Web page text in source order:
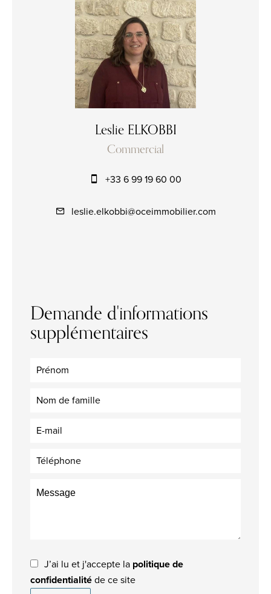
Leslie ELKOBBI
Commercial
+33 6 99 19 60 00
leslie.elkobbi@oceimmobilier.com
Demande d'informations
supplémentaires
J’ai lu et j'accepte la politique de
confidentialité de ce site